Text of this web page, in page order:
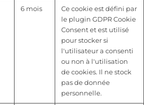
6 mois
Ce cookie est défini par
le plugin GDPR Cookie
Consent et est utilisé
pour stocker si
l'utilisateur a consenti
ou non à l'utilisation
de cookies. Il ne stock
pas de donnée
personnelle.